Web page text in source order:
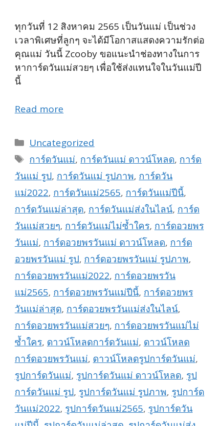
ทุกวันที่ 12 สิงหาคม 2565 เป็นวันแม่ เป็นช่วง
เวลาพิเศษที่ลูกๆ จะได้มีโอกาสแสดงความรักต่อ
คุณแม่ วันนี้ Zcooby ขอแนะนำช่องทางในการ
หาการ์ดวันแม่สวยๆ เพื่อใช้ส่งแทนใจในวันแม่ปี
นี้
Read more
Categories
Uncategorized
Tags
การ์ดวันแม่, การ์ดวันแม่ ดาวน์โหลด, การ์ด
วันแม่ รูป, การ์ดวันแม่ รูปภาพ, การ์ดวัน
แม่2022, การ์ดวันแม่2565, การ์ดวันแม่ปีนี้,
การ์ดวันแม่ล่าสุด, การ์ดวันแม่ส่งในไลน์, การ์ด
วันแม่สวยๆ, การ์ดวันแม่ไม่ซ้ำใคร, การ์ดอวยพร
วันแม่, การ์ดอวยพรวันแม่ ดาวน์โหลด, การ์ด
อวยพรวันแม่ รูป, การ์ดอวยพรวันแม่ รูปภาพ,
การ์ดอวยพรวันแม่2022, การ์ดอวยพรวัน
แม่2565, การ์ดอวยพรวันแม่ปีนี้, การ์ดอวยพร
วันแม่ล่าสุด, การ์ดอวยพรวันแม่ส่งในไลน์,
การ์ดอวยพรวันแม่สวยๆ, การ์ดอวยพรวันแม่ไม่
ซ้ำใคร, ดาวน์โหลดการ์ดวันแม่, ดาวน์โหลด
การ์ดอวยพรวันแม่, ดาวน์โหลดรูปการ์ดวันแม่,
รูปการ์ดวันแม่, รูปการ์ดวันแม่ ดาวน์โหลด, รูป
การ์ดวันแม่ รูป, รูปการ์ดวันแม่ รูปภาพ, รูปการ์ด
วันแม่2022, รูปการ์ดวันแม่2565, รูปการ์ดวัน